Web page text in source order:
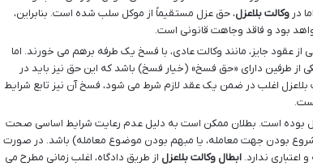
وکالت بلاعزل، حق عزل مستقیماً از موکل سلب شده است. بنابراین،
بود و فاقد وجاهت قانونی است.
عقود جایز، مانند وکالت عادی، با فسخ یک طرفه برهم می خورند. اما
از طرفین دارای «حق فسخ» (خیار فسخ) باشد که این حق نیز باید در
بلاعزل اغلب در ضمن یک عقد لازم شرط می شود، فسخ آن نیز تابع شرایط
بوده است. بطلان ممکن است به دلیل عدم رعایت شرایط اساسی صحت
بودن جهت معامله، یا مبهم بودن موضوع معامله) باشد. در صورت
اعتباری ندارد.ابطال وکالت بلاعزل از طریق دادگاه، اغلب زمانی مطرح می